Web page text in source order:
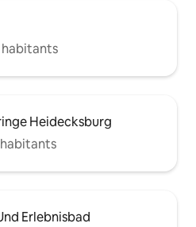
habitants
Heidecksburg
Erlebnisbad